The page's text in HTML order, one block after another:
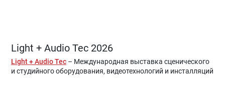
Light + Audio Tec 2026
Light + Audio Tec – Международная выставка сценического
и студийного оборудования, видеотехнологий и инсталляций